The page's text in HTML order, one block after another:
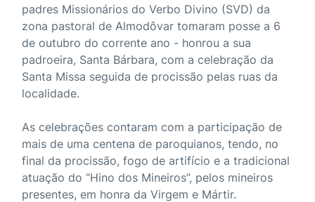
padres Missionários do Verbo Divino (SVD) da
zona pastoral de Almodôvar tomaram posse a 6
de outubro do corrente ano - honrou a sua
padroeira, Santa Bárbara, com a celebração da
Santa Missa seguida de procissão pelas ruas da
localidade.
As celebrações contaram com a participação de
mais de uma centena de paroquianos, tendo, no
final da procissão, fogo de artifício e a tradicional
atuação do “Hino dos Mineiros”, pelos mineiros
presentes, em honra da Virgem e Mártir.